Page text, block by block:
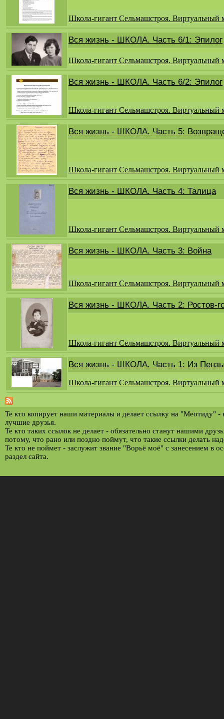
Школа-гигант Сельмашстроя. Виртуальный
Вся жизнь - ШКОЛА. Часть 6/1: Эпилог
Школа-гигант Сельмашстроя. Виртуальный
Вся жизнь - ШКОЛА. Часть 6/2: Эпилог
Школа-гигант Сельмашстроя. Виртуальный
Вся жизнь - ШКОЛА. Часть 5:
Школа-гигант Сельмашстроя. Виртуальный
Вся жизнь - ШКОЛА. Часть 4: Талица
Школа-гигант Сельмашстроя. Виртуальный
Вся жизнь - ШКОЛА. Часть 3: Война
Школа-гигант Сельмашстроя. Виртуальный
Вся жизнь - ШКОЛА. Часть 2: Ростов-
Школа-гигант Сельмашстроя. Виртуальный
Вся жизнь - ШКОЛА. Часть 1: Из Пензы
Школа-гигант Сельмашстроя. Виртуальный
Те кто копирует наши материалы и делает ссылку на "Меотиду" -
лучшие друзья.
Те кто таких ссылок не делает - обязательно станут нашими
потому, что рано или поздно поймут, что такие ссылки делать
Те кто не поймет - заслужит звание "Ворьё моё" с занесением в
раздел сайта.